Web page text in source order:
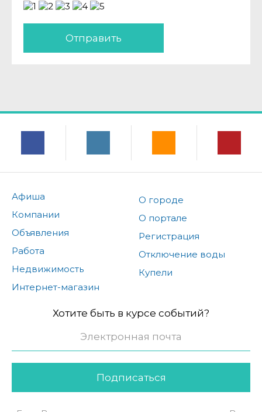
Отправить
Афиша
Компании
Объявления
Работа
Недвижимость
Интернет-магазин
О городе
О портале
Регистрация
Отключение воды
Купели
Хотите быть в курсе событий?
Подписаться